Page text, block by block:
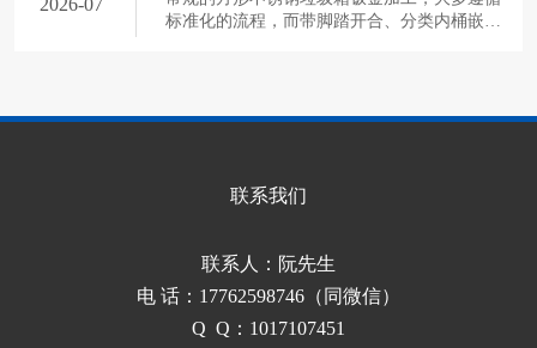
场景。这里的操作台大多采用加厚的冷轧钢板
标准化的流程，而带脚踏开合、分类内桶嵌套
控制常规角度，而脚踏结构的联动杆固定
联系我们
联系人：阮先生
电 话：17762598746（同微信）
Q Q：1017107451